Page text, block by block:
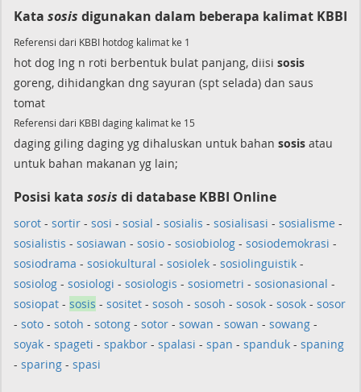
Kata sosis digunakan dalam beberapa kalimat KBBI
Referensi dari KBBI hotdog kalimat ke 1
hot dog Ing n roti berbentuk bulat panjang, diisi sosis
goreng, dihidangkan dng sayuran (spt selada) dan saus
tomat
Referensi dari KBBI daging kalimat ke 15
daging giling daging yg dihaluskan untuk bahan sosis atau
untuk bahan makanan yg lain;
Posisi kata sosis di database KBBI Online
sorot - sortir - sosi - sosial - sosialis - sosialisasi - sosialisme -
sosialistis - sosiawan - sosio - sosiobiolog - sosiodemokrasi -
sosiodrama - sosiokultural - sosiolek - sosiolinguistik -
sosiolog - sosiologi - sosiologis - sosiometri - sosionasional -
sosiopat - sosis - sositet - sosoh - sosoh - sosok - sosok - sosor
- soto - sotoh - sotong - sotor - sowan - sowan - sowang -
soyak - spageti - spakbor - spalasi - span - spanduk - spaning
- sparing - spasi